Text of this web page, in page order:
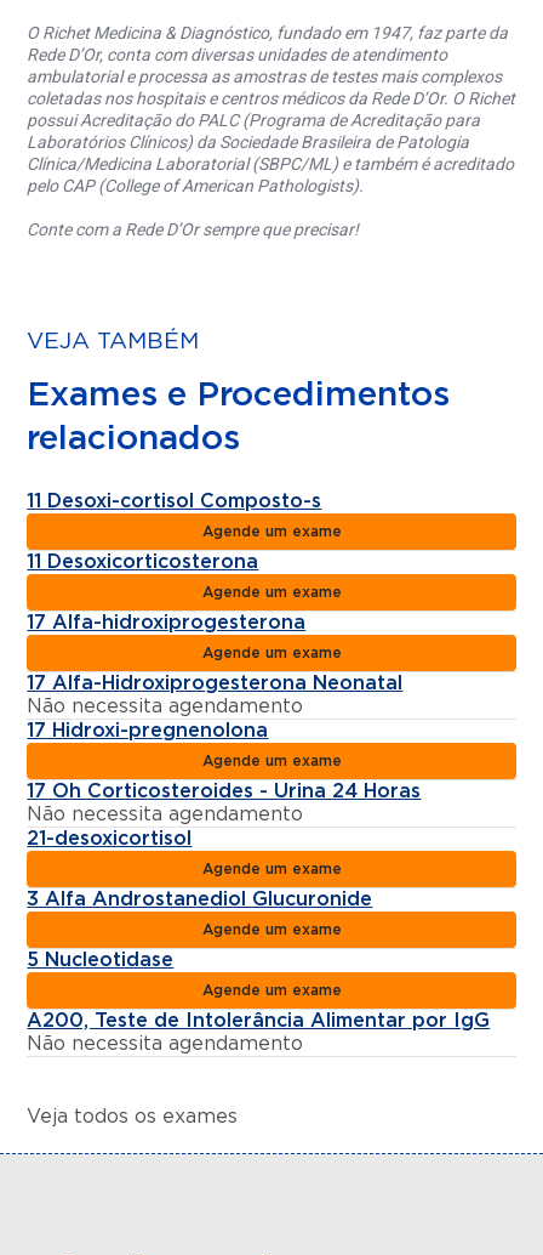
O Richet Medicina & Diagnóstico, fundado em 1947, faz parte da
Rede D’Or, conta com diversas unidades de atendimento
ambulatorial e processa as amostras de testes mais complexos
coletadas nos hospitais e centros médicos da Rede D’Or. O Richet
possui Acreditação do PALC (Programa de Acreditação para
Laboratórios Clínicos) da Sociedade Brasileira de Patologia
Clínica/Medicina Laboratorial (SBPC/ML) e também é acreditado
pelo CAP (College of American Pathologists).
Conte com a Rede D’Or sempre que precisar!
VEJA TAMBÉM
Exames e Procedimentos
relacionados
11 Desoxi-cortisol Composto-s
Agende um exame
11 Desoxicorticosterona
Agende um exame
17 Alfa-hidroxiprogesterona
Agende um exame
17 Alfa-Hidroxiprogesterona Neonatal
Não necessita agendamento
17 Hidroxi-pregnenolona
Agende um exame
17 Oh Corticosteroides - Urina 24 Horas
Não necessita agendamento
21-desoxicortisol
Agende um exame
3 Alfa Androstanediol Glucuronide
Agende um exame
5 Nucleotidase
Agende um exame
A200, Teste de Intolerância Alimentar por IgG
Não necessita agendamento
Veja todos os exames